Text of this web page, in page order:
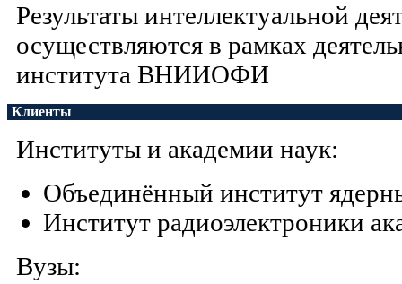
Результаты интеллектуальной
осуществляются в рамках
института ВНИИОФИ
Клиенты
Институты и академии наук:
Объединённый институт
Институт радиоэлектроники
Вузы: